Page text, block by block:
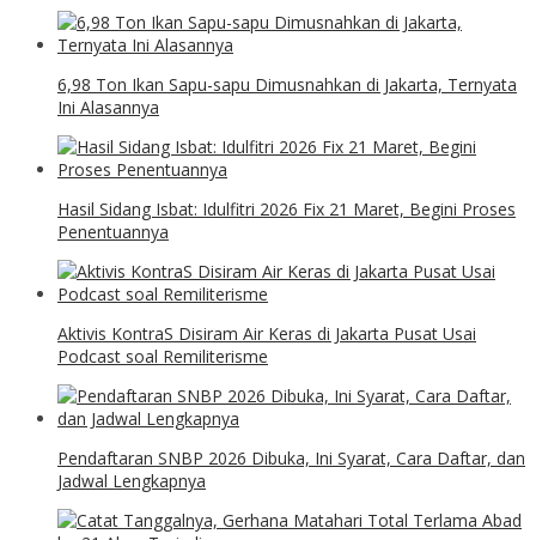
6,98 Ton Ikan Sapu-sapu Dimusnahkan di Jakarta, Ternyata
Ini Alasannya
Hasil Sidang Isbat: Idulfitri 2026 Fix 21 Maret, Begini Proses
Penentuannya
Aktivis KontraS Disiram Air Keras di Jakarta Pusat Usai
Podcast soal Remiliterisme
Pendaftaran SNBP 2026 Dibuka, Ini Syarat, Cara Daftar, dan
Jadwal Lengkapnya